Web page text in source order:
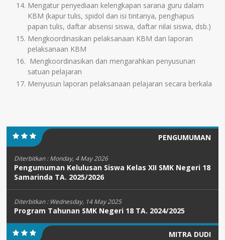
Mengatur penyediaan kelengkapan sarana guru dalam
KBM (kapur tulis, spidol dan isi tintanya, penghapus
papan tulis, daftar absensi siswa, daftar nilai siswa, dsb.)
Mengkoordinasikan pelaksanaan KBM dan laporan
pelaksanaan KBM
Mengkoordinasikan dan mengarahkan penyusunan
satuan pelajaran
Menyusun laporan pelaksanaan pelajaran secara berkala
PENGUMUMAN
Diterbitkan :Monday, 4 May 2026
Pengumuman Kelulusan Siswa Kelas XII SMK Negeri 18
Samarinda TA. 2025/2026
Diterbitkan : Wednesday, 14 May 2025
Program Tahunan SMK Negeri 18 TA. 2024/2025
MITRA DUDI